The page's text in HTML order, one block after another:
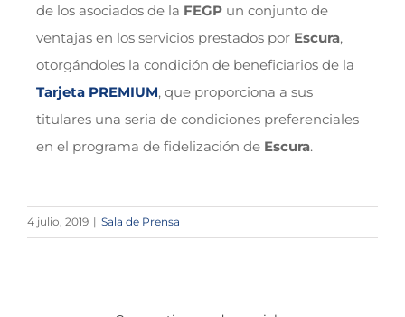
de los asociados de la FEGP un conjunto de
ventajas en los servicios prestados por Escura,
otorgándoles la condición de beneficiarios de la
Tarjeta PREMIUM, que proporciona a sus
titulares una seria de condiciones preferenciales
en el programa de fidelización de Escura.
4 julio, 2019 | Sala de Prensa